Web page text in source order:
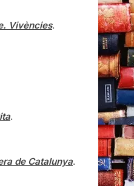
Vivències.
.
de Catalunya.